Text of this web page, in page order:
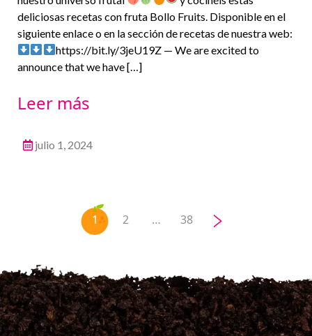
deliciosas recetas con fruta Bollo Fruits. Disponible en el
siguiente enlace o en la sección de recetas de nuestra web:
https://bit.ly/3jeU19Z — We are excited to
announce that we have […]
Leer más
julio 1, 2024
Paginación
1 2 … 38 >